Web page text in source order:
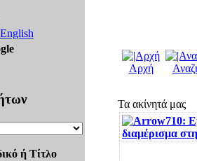
ή Τίτλο
Αρχή
Τα ακίνητά μας
710:
διαμέρισμα